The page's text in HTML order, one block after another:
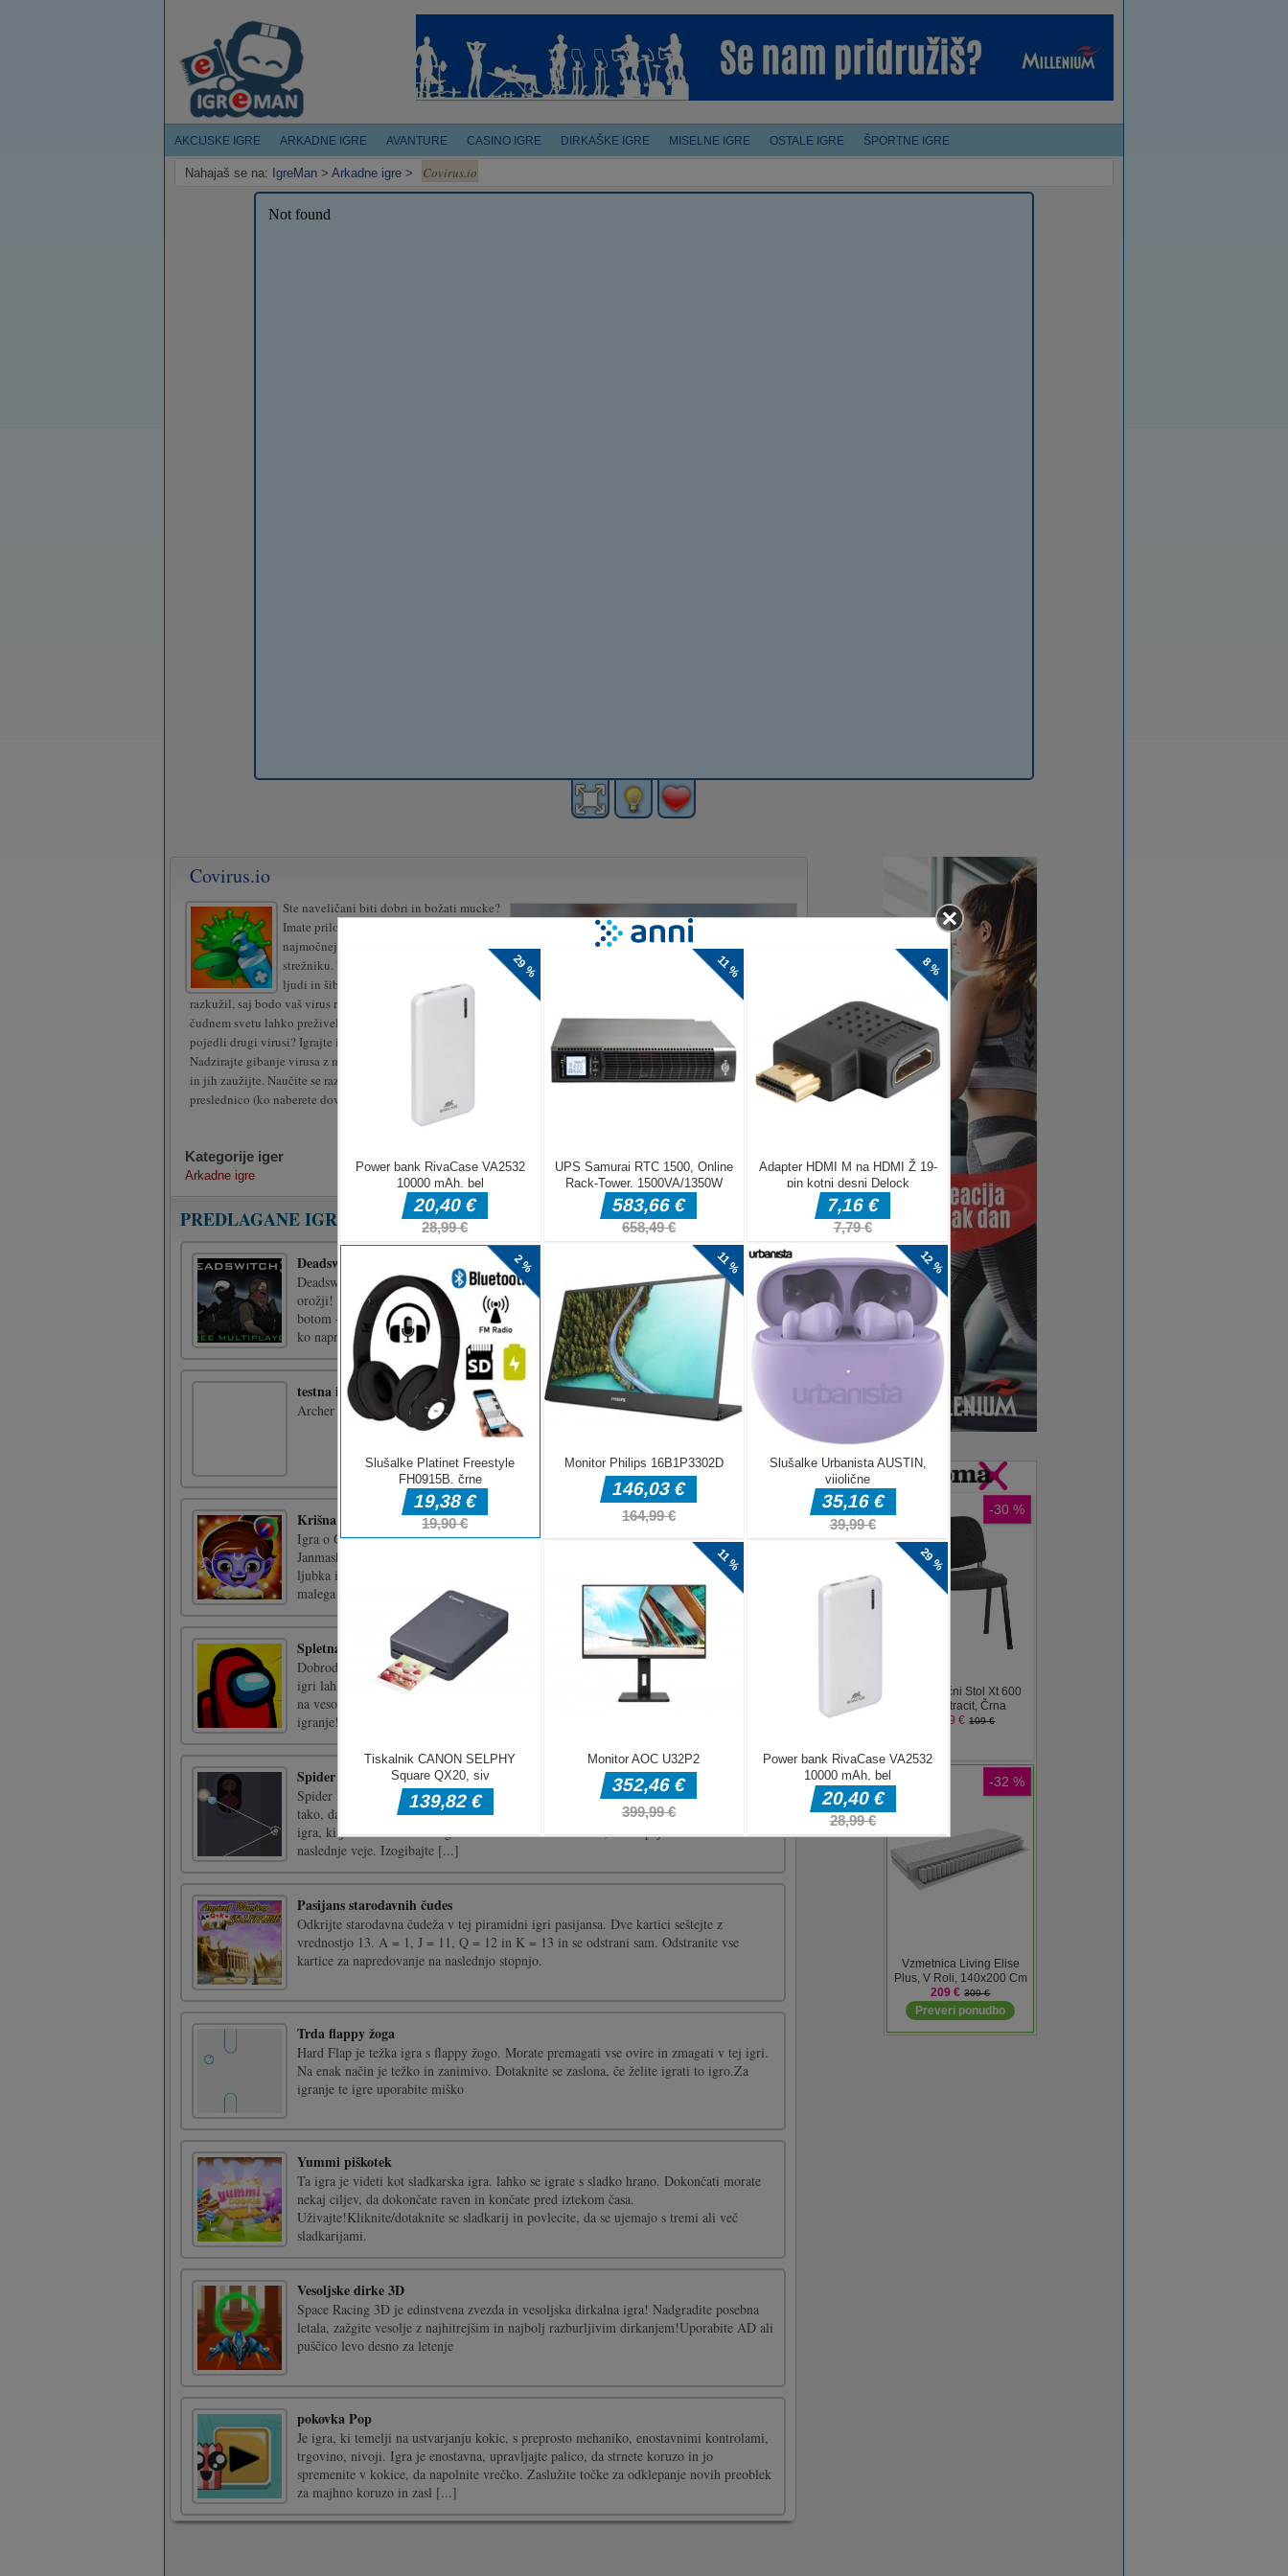
AKCIJSKE IGRE ARKADNE IGRE AVANTURE CASINO IGRE DIRKAŠKE IGRE MISELNE IGRE OSTALE IGRE ŠPORTNE IGRE
Nahajaš se na: IgreMan > Arkadne igre > Covirus.io
Covirus.io
Ste naveličani biti dobri in božati mucke?
Imate priložnost, da postanete največji,
najmočnejši in najbolj zlobni virus na
strežniku. Vse, kar morate storiti, je jesti
ljudi in šibkejše viruse. Izogibajte se
razkužil, saj bodo vaš virus raztrgali! Ali boste v tem
čudnem svetu lahko preživeli vsaj pet minut ali vas bodo
pojedli drugi virusi? Igrajte in ugotovite!
Nadzirajte gibanje virusa z miško, poganjajte manjše viruse
in jih zaužijte. Naučite se razdeliti svoj virus s pritiskom na
preslednico (ko naberete dovolj mase).
Kategorije iger
Arkadne igre
PREDLAGANE IGRE
Deadswitch 3
Deadswitch 3 je hitra streljačina za več igralcev z veliko igralnimi načini, zemljevidi in
orožji! Uvrščen - Igrajte z drugimi igralci na spletu ali nastavite lastne tekme proti
botom - Prilagodite svoj lik, razrede po meri in nize ubijanj - Odklenite novo opremo,
ko napredujete [...]
testna igra 2
Archer proti lokostrelcuKrmilje: miška
Krišna skok
Igra o Gospodu Krišni. Vsi poznamo čudeže Gospoda Krišne iz otroštva. To je sezona
Janmashtami in podrejmo dahi handi ob tej sveti priložnosti. Krishna Jump je zelo
ljubka igra na Krishan ji, ki prinaša srčkane grafike in čudovite zvočne učinke. .Vodite
malega Lorda Krišno k njeg [...]
Spletna izdaja Among Us
Dobrodošli v igri Among Us Online Eitio - igri, ki temelji na Among Us, vendar v tej
igri lahko igrate samo solo in kot prevarant na vesoljski ladji. Lahko izvajate sabotaže
na vesoljski ladji ali jih ubijate enega za drugim in ne da bi vas ujeli. Prijetno
igranje!Uporabite miško [...]
Spider Run
Spider Run je preprosta igra, ki zasvoji. Igra je zgrajena s Construct 3 in zasnovana
tako, da dobro deluje na mobilnih napravah. Spider run je neskončna hiper priložnostna
igra, ki jo lahko vzame in igra vsak.Dotaknite se zaslona, da bo pajek stekel do
naslednje veje. Izogibajte [...]
Pasijans starodavnih čudes
Odkrijte starodavna čudeža v tej piramidni igri pasijansa. Dve kartici seštejte z
vrednostjo 13. A = 1, J = 11, Q = 12 in K = 13 in se odstrani sam. Odstranite vse
kartice za napredovanje na naslednjo stopnjo.
Trda flappy žoga
Hard Flap je težka igra s flappy žogo. Morate premagati vse ovire in zmagati v tej igri.
Na enak način je težko in zanimivo. Dotaknite se zaslona, če želite igrati to igro.Za
igranje te igre uporabite miško
Yummi piškotek
Ta igra je videti kot sladkarska igra. lahko se igrate s sladko hrano. Dokončati morate
nekaj ciljev, da dokončate raven in končate pred iztekom časa.
Uživajte!Kliknite/dotaknite se sladkarij in povlecite, da se ujemajo s tremi ali več
sladkarijami.
Vesoljske dirke 3D
Space Racing 3D je edinstvena zvezda in vesoljska dirkalna igra! Nadgradite posebna
letala, zažgite vesolje z najhitrejšim in najbolj razburljivim dirkanjem!Uporabite AD ali
puščico levo desno za letenje
pokovka Pop
Je igra, ki temelji na ustvarjanju kokic, s preprosto mehaniko, enostavnimi kontrolami,
trgovino, nivoji. Igra je enostavna, upravljajte palico, da strnete koruzo in jo
spremenite v kokice, da napolnite vrečko. Zaslužite točke za odklepanje novih preoblek
za majhno koruzo in zasl [...]